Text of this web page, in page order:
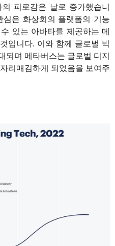
피로감은 날로 증가했습니
은 화상회의 플랫폼의 기능
있는 아바타를 제공하는 메
입니다. 이와 함께 글로벌 빅
되며 메타버스는 글로벌 디지
리매김하게 되었음을 보여주